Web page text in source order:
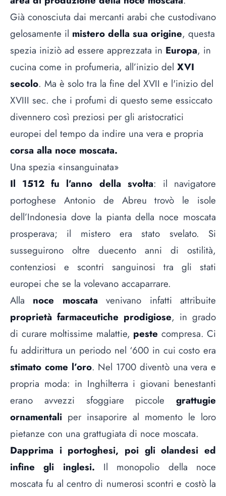
Già conosciuta dai mercanti arabi che custodivano
gelosamente il mistero della sua origine, questa
spezia iniziò ad essere apprezzata in Europa, in
cucina come in profumeria, all’inizio del XVI
secolo. Ma è solo tra la fine del XVII e l'inizio del
XVIII sec. che i profumi di questo seme essiccato
divennero così preziosi per gli aristocratici
europei del tempo da indire una vera e propria
corsa alla noce moscata.
Una spezia «insanguinata»
Il 1512 fu l’anno della svolta: il navigatore
portoghese Antonio de Abreu trovò le isole
dell’Indonesia dove la pianta della noce moscata
prosperava; il mistero era stato svelato. Si
susseguirono oltre duecento anni di ostilità,
contenziosi e scontri sanguinosi tra gli stati
europei che se la volevano accaparrare.
Alla noce moscata venivano infatti attribuite
proprietà farmaceutiche prodigiose, in grado
di curare moltissime malattie, peste compresa. Ci
fu addirittura un periodo nel ‘600 in cui costo era
stimato come l’oro. Nel 1700 diventò una vera e
propria moda: in Inghilterra i giovani benestanti
erano avvezzi sfoggiare piccole grattugie
ornamentali per insaporire al momento le loro
pietanze con una grattugiata di noce moscata.
Dapprima i portoghesi, poi gli olandesi ed
infine gli inglesi. Il monopolio della noce
moscata fu al centro di numerosi scontri e costò la